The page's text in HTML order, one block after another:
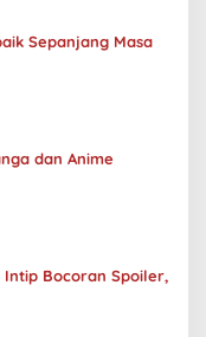
Sepanjang Masa
dan Anime
Intip Bocoran Spoiler,